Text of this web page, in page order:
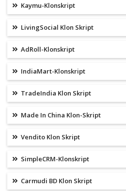
Kaymu-Klonskript
LivingSocial Klon Skript
AdRoll-Klonskript
IndiaMart-Klonskript
TradeIndia Klon Skript
Made In China Klon-Skript
Vendito Klon Skript
SimpleCRM-Klonskript
Carmudi BD Klon Skript